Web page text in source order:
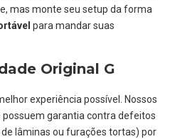
mas monte seu setup da forma
para mandar suas
Original G
experiência possível. Nossos
possuem garantia contra defeitos
lâminas ou furações tortas) por